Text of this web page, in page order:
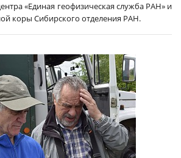
«Единая геофизическая служба РАН» и
коры Сибирского отделения РАН.